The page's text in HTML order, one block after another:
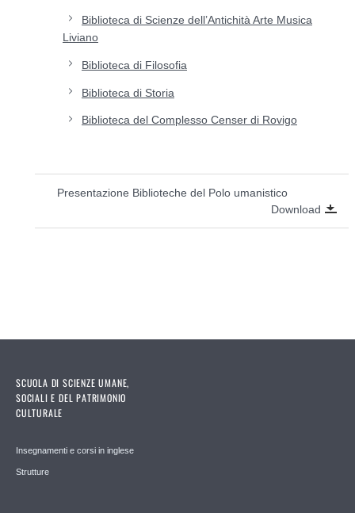
Biblioteca di Scienze dell’Antichità Arte Musica
Liviano
Biblioteca di Filosofia
Biblioteca di Storia
Biblioteca del Complesso Censer di Rovigo
Presentazione Biblioteche del Polo umanistico
Download
SCUOLA DI SCIENZE UMANE,
SOCIALI E DEL PATRIMONIO
CULTURALE
Insegnamenti e corsi in inglese
Strutture